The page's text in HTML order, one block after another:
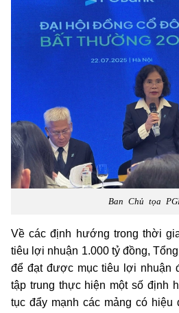
Ban Chủ tọa
Về các định hướng trong thời
tiêu lợi nhuận 1.000 tỷ đồng,
để đạt được mục tiêu lợi nhuận
tập trung thực hiện một số định
tục đẩy mạnh các mảng có hiệu